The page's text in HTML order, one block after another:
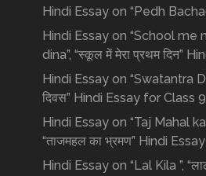
Hindi Essay on “Pedh
Hindi Essay on “School me
dina”, “स्कूल में मेरा प्रथम दिन”
Hindi Essay on “Swatantra
दिवस” Hindi Essay for Class
Hindi Essay on “Taj Mahal
“ताजमहल का भ्रमण” Hindi
Hindi Essay on “Lal Kila ”,